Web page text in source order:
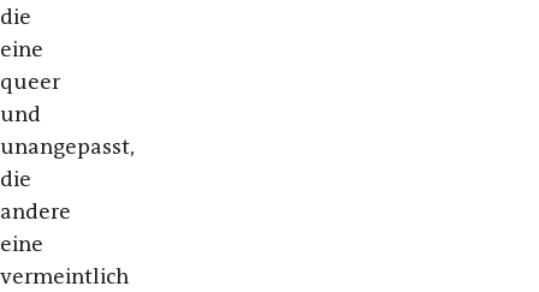
die
eine
queer
und
unangepasst,
die
andere
eine
vermeintlich